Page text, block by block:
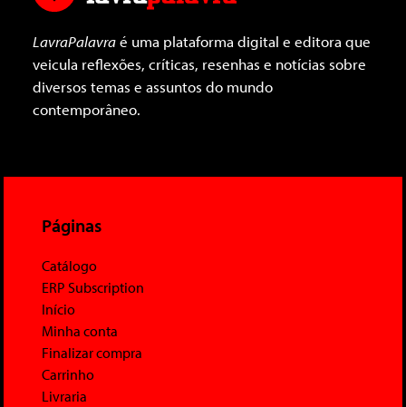
LavraPalavraé uma plataforma digital e editora que
veicula reflexões, críticas, resenhas e notícias sobre
diversos temas e assuntos do mundo
contemporâneo.
Páginas
Catálogo
ERP Subscription
Início
Minha conta
Finalizar compra
Carrinho
Livraria